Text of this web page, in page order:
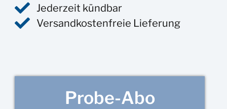
Jederzeit kündbar
Versandkostenfreie Lieferung
Probe-Abo